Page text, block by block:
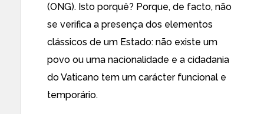
(ONG). Isto porquê? Porque, de facto, não
se verifica a presença dos elementos
clássicos de um Estado: não existe um
povo ou uma nacionalidade e a cidadania
do Vaticano tem um carácter funcional e
temporário.